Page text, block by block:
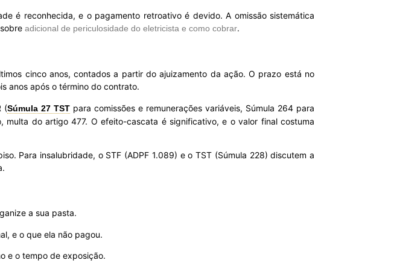
é reconhecida, e o pagamento retroativo é devido. A omissão sistemática
adicional de periculosidade do eletricista e como cobrar.
cinco anos, contados a partir do ajuizamento da ação. O prazo está no
anos após o término do contrato.
(Súmula 27 TST para comissões e remunerações variáveis, Súmula 264 para
do artigo 477. O efeito-cascata é significativo, e o valor final costuma
Para insalubridade, o STF (ADPF 1.089) e o TST (Súmula 228) discutem a
a sua pasta.
e o que ela não pagou.
e o tempo de exposição.